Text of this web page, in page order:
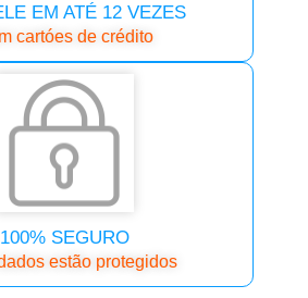
EM ATÉ 12 VEZES
cartóes de crédito
100% SEGURO
estão protegidos